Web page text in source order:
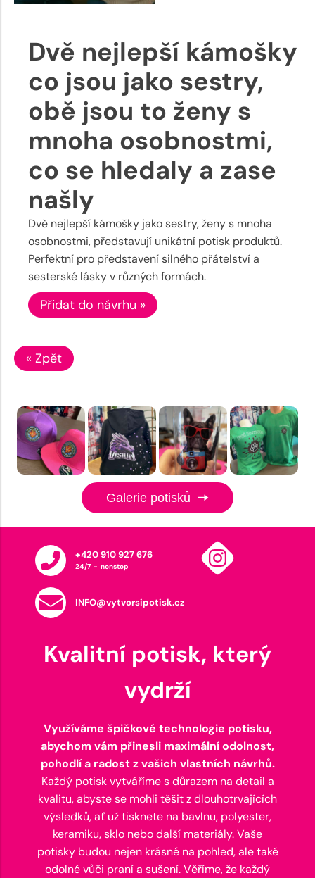
Dvě nejlepší kámošky
co jsou jako sestry,
obě jsou to ženy s
mnoha osobnostmi,
co se hledaly a zase
našly
Dvě nejlepší kámošky jako sestry, ženy s mnoha
osobnostmi, představují unikátní potisk produktů.
Perfektní pro představení silného přátelství a
sesterské lásky v různých formách.
Přidat do návrhu »
« Zpět
Galerie potisků
+420 910 927 676
24/7 - nonstop
INFO@vytvorsipotisk.cz
Kvalitní potisk, který
vydrží
Využíváme špičkové technologie potisku,
abychom vám přinesli maximální odolnost,
pohodlí a radost z vašich vlastních návrhů.
Každý potisk vytváříme s důrazem na detail a
kvalitu, abyste se mohli těšit z dlouhotrvajících
výsledků, ať už tisknete na bavlnu, polyester,
keramiku, sklo nebo další materiály. Vaše
potisky budou nejen krásné na pohled, ale také
odolné vůči praní a sušení. Věříme, že každý